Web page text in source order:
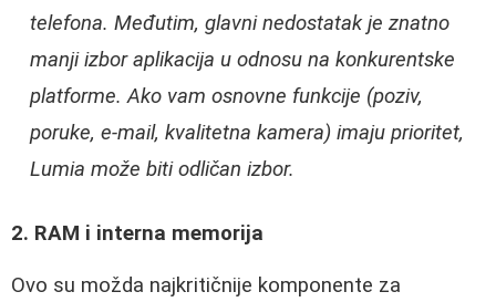
telefona. Međutim, glavni nedostatak je znatno
manji izbor aplikacija u odnosu na konkurentske
platforme. Ako vam osnovne funkcije (poziv,
poruke, e-mail, kvalitetna kamera) imaju prioritet,
Lumia može biti odličan izbor.
2. RAM i interna memorija
Ovo su možda najkritičnije komponente za